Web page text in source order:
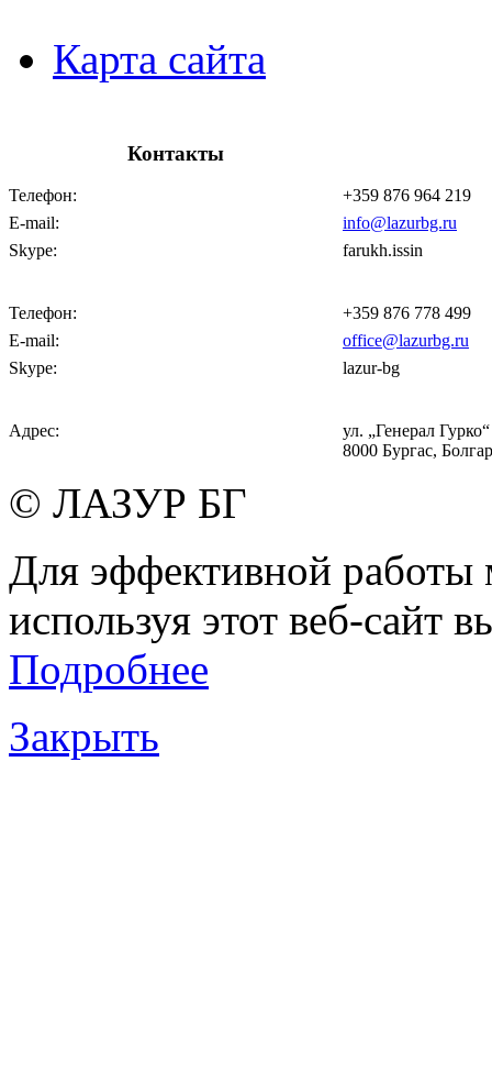
Карта сайта
Контакты
Телефон:
+359 876 964 219
E-mail:
info@lazurbg.ru
Skype:
farukh.issin
Телефон:
+359 876 778 499
E-mail:
office@lazurbg.ru
Skype:
lazur-bg
Адрес:
ул. „Генерал
8000 Бургас,
© ЛАЗУР БГ
Для эффективной работы
используя этот веб-сайт
Подробнее
Закрыть